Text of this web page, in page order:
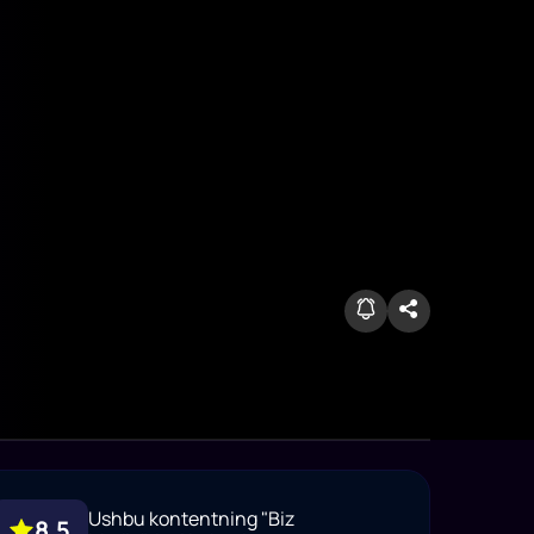
Ushbu kontentning "Biz